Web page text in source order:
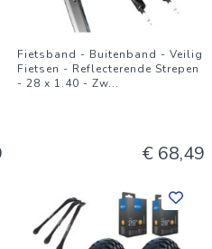
Fietsband - Buitenband - Veilig
Fietsen - Reflecterende Strepen
- 28 x 1.40 - Zw...
€ 68,49